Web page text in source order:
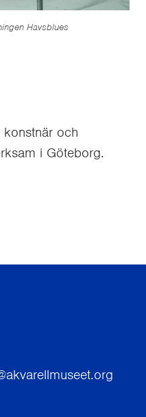
konstnär och
i Göteborg.
Havsblues